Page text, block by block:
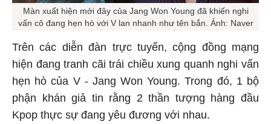
Màn xuất hiện mới đây của Jang Won Young đã khiến nghi
vấn cô đang hẹn hò với V lan nhanh như tên bắn. Ảnh: Naver
Trên các diễn đàn trực tuyến, cộng đồng mạng
hiện đang tranh cãi trái chiều xung quanh nghi vấn
hẹn hò của V - Jang Won Young. Trong đó, 1 bộ
phận khán giả tin rằng 2 thần tượng hàng đầu
Kpop thực sự đang yêu đương với nhau.